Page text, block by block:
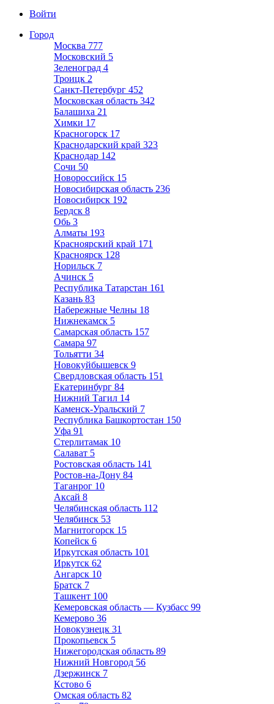
Войти
Город
Москва 777
Московский 5
Зеленоград 4
Троицк 2
Санкт-Петербург 452
Московская область 342
Балашиха 21
Химки 17
Красногорск 17
Краснодарский край 323
Краснодар 142
Сочи 50
Новороссийск 15
Новосибирская область 236
Новосибирск 192
Бердск 8
Обь 3
Алматы 193
Красноярский край 171
Красноярск 128
Норильск 7
Ачинск 5
Республика Татарстан 161
Казань 83
Набережные Челны 18
Нижнекамск 5
Самарская область 157
Самара 97
Тольятти 34
Новокуйбышевск 9
Свердловская область 151
Екатеринбург 84
Нижний Тагил 14
Каменск-Уральский 7
Республика Башкортостан 150
Уфа 91
Стерлитамак 10
Салават 5
Ростовская область 141
Ростов-на-Дону 84
Таганрог 10
Аксай 8
Челябинская область 112
Челябинск 53
Магнитогорск 15
Копейск 6
Иркутская область 101
Иркутск 62
Ангарск 10
Братск 7
Ташкент 100
Кемеровская область — Кузбасс 99
Кемерово 36
Новокузнецк 31
Прокопьевск 5
Нижегородская область 89
Нижний Новгород 56
Дзержинск 7
Кстово 6
Омская область 82